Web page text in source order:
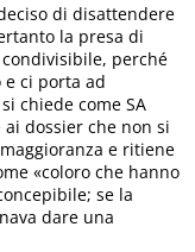
di disattendere
la presa di
perché
ci porta ad
chiede come SA
dossier che non si
e ritiene
«coloro che hanno
se la
dare una